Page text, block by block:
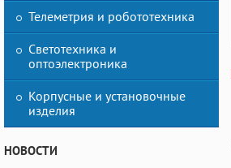
Телеметрия и робототехника
Светотехника и
оптоэлектроника
Корпусные и установочные
изделия
НОВОСТИ